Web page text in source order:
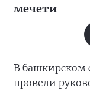
мечети
В башкирском
провели